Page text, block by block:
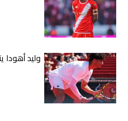
وليد أهودا